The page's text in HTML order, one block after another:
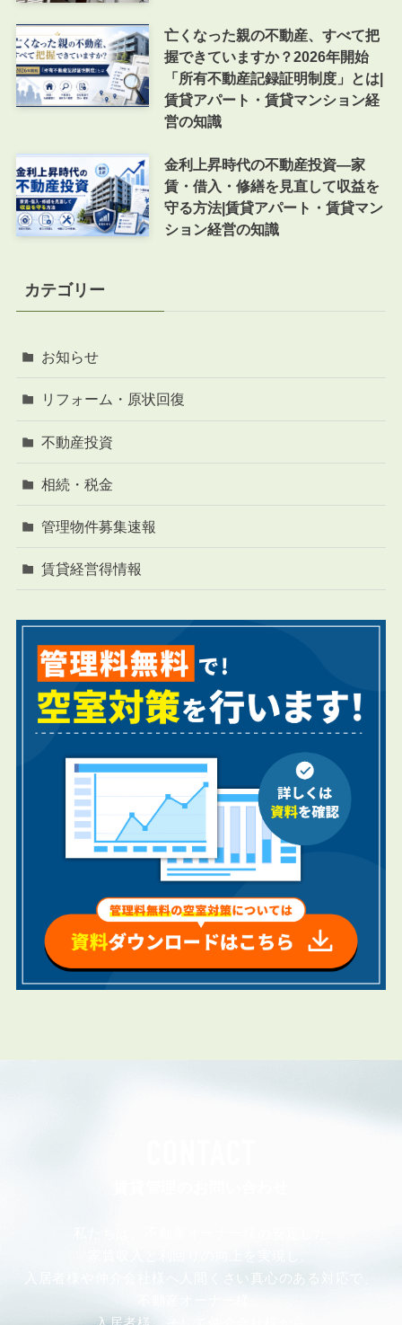
亡くなった親の不動産、すべて把
握できていますか？2026年開始
「所有不動産記録証明制度」とは|
賃貸アパート・賃貸マンション経
営の知識
金利上昇時代の不動産投資―家
賃・借入・修繕を見直して収益を
守る方法|賃貸アパート・賃貸マン
ション経営の知識
カテゴリー
お知らせ
リフォーム・原状回復
不動産投資
相続・税金
管理物件募集速報
賃貸経営得情報
入居者様や仲介会社様へ人間くさい真心のある対応で、